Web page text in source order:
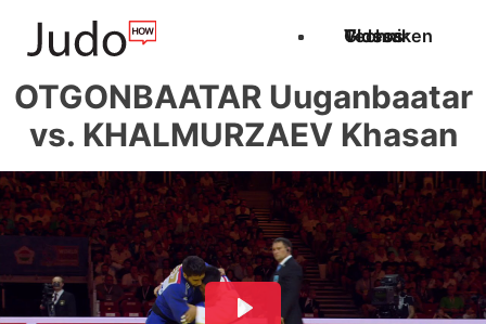
Techniken
Videos
Glossar
OTGONBAATAR Uuganbaatar
vs. KHALMURZAEV Khasan